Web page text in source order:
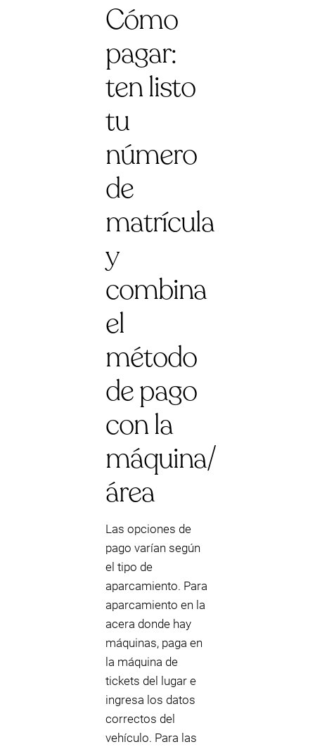
Cómo
pagar:
ten listo
tu
número
de
matrícula
y
combina
el
método
de pago
con la
máquina/
área
Las opciones de
pago varían según
el tipo de
aparcamiento. Para
aparcamiento en la
acera donde hay
máquinas, paga en
la máquina de
tickets del lugar e
ingresa los datos
correctos del
vehículo. Para las